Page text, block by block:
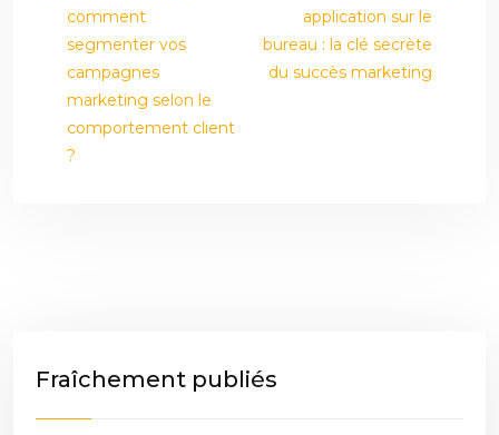
comment
segmenter vos
campagnes
marketing selon le
comportement client
?
application sur le
bureau : la clé secrète
du succès marketing
Fraîchement publiés